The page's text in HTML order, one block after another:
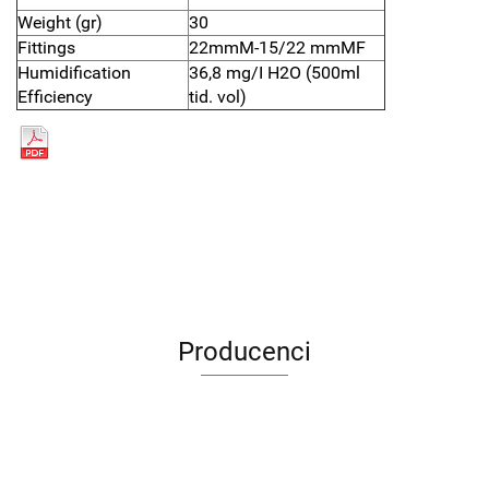
Weight (gr)
30
Fittings
22mmM-15/22 mmMF
Humidification
Efficiency
36,8 mg/I H2O (500ml
tid. vol)
Producenci